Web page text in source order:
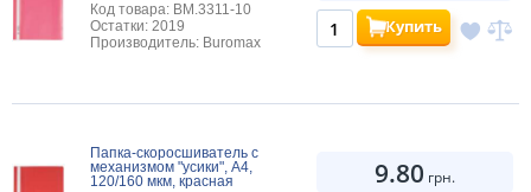
Код товара: BM.3311-10
Остатки: 2019
Производитель: Buromax
Купить
Папка-скоросшиватель с
механизмом "усики", А4,
120/160 мкм, красная
9.80 грн.